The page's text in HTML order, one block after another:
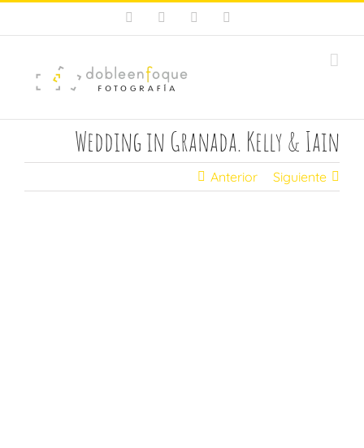
Saltar
contenido
Facebook Instagram
Wedding in Granada. Kelly & Iain
Anterior Siguiente